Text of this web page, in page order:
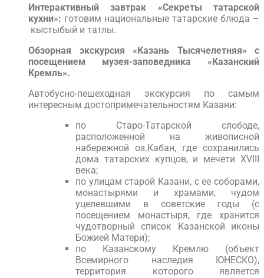
Интерактивный завтрак «Секреты татарской
кухни»: готовим национальные татарские блюда –
кыстыбый и татлы.
Обзорная экскурсия «Казань Тысячелетняя» с
посещением музея-заповедника «Казанский
Кремль».
Автобусно-пешеходная экскурсия по самым
интересным достопримечательностям Казани:
по Старо-Татарской слободе,
расположенной на живописной
набережной оз.Кабан, где сохранились
дома татарских купцов, и мечети XVIII
века;
по улицам старой Казани, с ее соборами,
монастырями и храмами, чудом
уцелевшими в советские годы (с
посещением монастыря, где хранится
чудотворный список Казанской иконы
Божией Матери);
по Казанскому Кремлю (объект
Всемирного наследия ЮНЕСКО),
территория которого является